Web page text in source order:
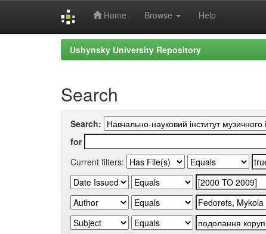
Home Browse Help
Ushynsky University Repository
Search
Search:
for
Current filters: